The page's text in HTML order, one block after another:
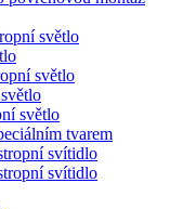
světlo
světlo
světlo
tvarem
svítidlo
svítidlo